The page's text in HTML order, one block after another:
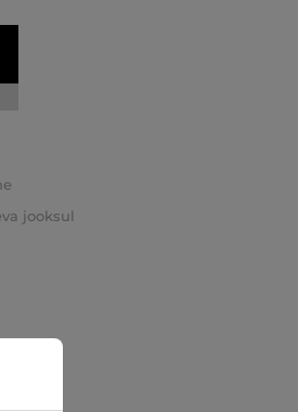
jooksul